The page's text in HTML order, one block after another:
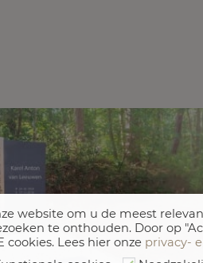
website om u de meest
te onthouden. Door op
Lees hier onze privacy-